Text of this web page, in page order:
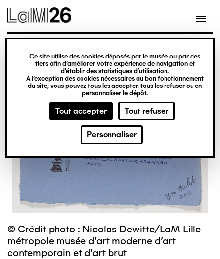
Gestion des cookies
Ce site utilise des cookies déposés par le musée ou par des
tiers afin d’améliorer votre expérience de navigation et
d’établir des statistiques d’utilisation.
À l’exception des cookies nécessaires au bon fonctionnement
du site, vous pouvez tous les accepter, tous les refuser ou en
personnaliser le dépôt.
Tout accepter Tout refuser
Personnaliser
contenu
© Crédit photo : Nicolas Dewitte/LaM Lille
métropole musée d’art moderne d’art
contemporain et d’art brut